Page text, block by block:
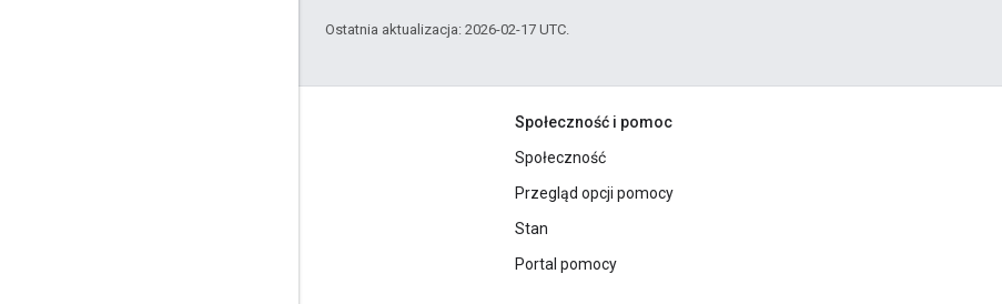
Ostatnia aktualizacja: 2026-02-17 UTC.
Społeczność i pomoc
Społeczność
Przegląd opcji pomocy
Stan
Portal pomocy